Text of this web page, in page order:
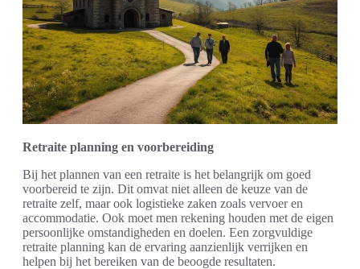
Retraite planning en voorbereiding
Bij het plannen van een retraite is het belangrijk om goed
voorbereid te zijn. Dit omvat niet alleen de keuze van de
retraite zelf, maar ook logistieke zaken zoals vervoer en
accommodatie. Ook moet men rekening houden met de eigen
persoonlijke omstandigheden en doelen. Een zorgvuldige
retraite planning kan de ervaring aanzienlijk verrijken en
helpen bij het bereiken van de beoogde resultaten.